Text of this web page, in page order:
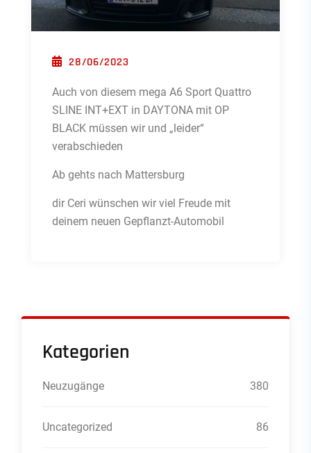
POSTED ON
28/06/2023
Auch von diesem mega A6 Sport Quattro
SLINE INT+EXT in DAYTONA mit OP
BLACK müssen wir und „leider“
verabschieden
Ab gehts nach Mattersburg
dir Ceri wünschen wir viel Freude mit
deinem neuen Gepflanzt-Automobil
Kategorien
Neuzugänge 380
Uncategorized 86